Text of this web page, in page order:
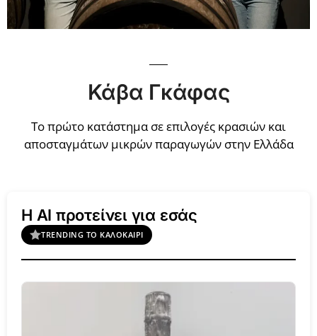
Κάβα Γκάφας
Το πρώτο κατάστημα σε επιλογές κρασιών και
αποσταγμάτων μικρών παραγωγών στην Ελλάδα
Η AI προτείνει για εσάς
TRENDING ΤΟ ΚΑΛΟΚΑΊΡΙ